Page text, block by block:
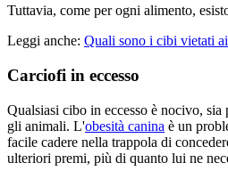
Tuttavia, come per ogni alimento,
Leggi anche: Quali sono i cibi vietati
Carciofi in eccesso
Qualsiasi cibo in eccesso è nocivo, sia
gli animali. L'obesità canina è un
facile cadere nella trappola di
ulteriori premi, più di quanto lui ne